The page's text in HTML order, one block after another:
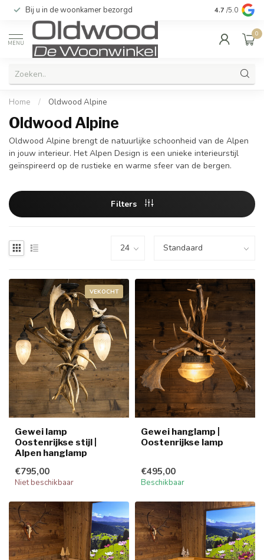
Bij u in de woonkamer bezorgd Kwaliteit &
4.7 /5.0
MENU
0
Home / Oldwood Alpine
Oldwood Alpine
Oldwood Alpine brengt de natuurlijke schoonheid van de Alpen
in jouw interieur. Het Alpen Design is een unieke interieurstijl
geïnspireerd op de rustieke en warme sfeer van de bergen.
Filters
VEKOCHT
Gewei lamp
Oostenrijkse stijl |
Alpen hanglamp
€795,00
Niet beschikbaar
Gewei hanglamp |
Oostenrijkse lamp
€495,00
Beschikbaar